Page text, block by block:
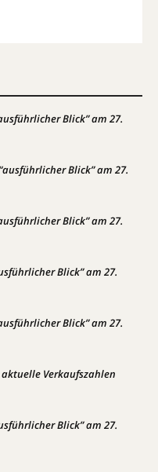
Blick” am 27.
Blick” am 27.
Blick” am 27.
Blick” am 27.
Blick” am 27.
aktuelle Verkaufszahlen
Blick” am 27.